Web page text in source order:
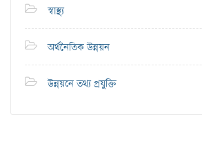
স্বাস্থ্য
অর্থনৈতিক উন্নয়ন
উন্নয়নে তথ্য প্রযুক্তি